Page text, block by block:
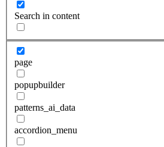
Search in content
page
popupbuilder
patterns_ai_data
accordion_menu